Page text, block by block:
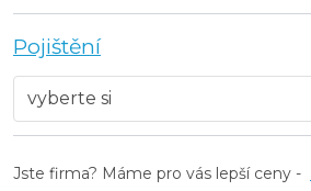
Pojištění
Jste firma? Máme pro vás lepší ceny -